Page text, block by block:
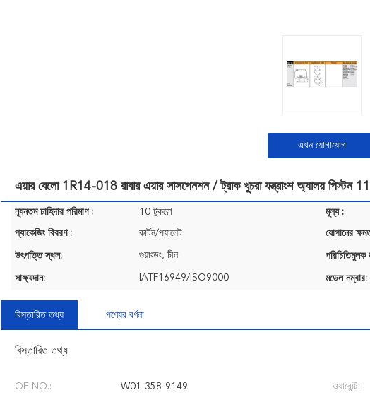
এখন যোগাযোগ
এয়ার বেলো 1R14-018 রাবার এয়ার সাসপেনশন / ট্রাক খুচরা যন্ত্রাংশ অ্যালয়
ন্যূনতম চাহিদার পরিমাণ : 10 টুকরো মূল্য :
প্যাকেজিং বিবরণ : কার্টন/প্যালেট যোগানের
উৎপত্তি স্থল: গুয়াংডং, চীন পরিচিতিমুলক
সাক্ষ্যদান: IATF16949/ISO9000 মডেল নম্বার:
বিস্তারিত তথ্য পণ্যের বর্ণনা
বিস্তারিত তথ্য
OE NO.: W01-358-9149 ওয়ারেন্টি: